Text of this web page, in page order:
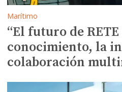
Marítimo
“El futuro de
conocimiento, la
colaboración